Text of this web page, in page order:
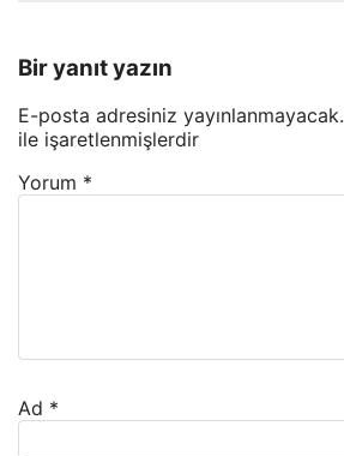
Bir yanıt yazın
E-posta adresiniz yayınlanmayacak.
ile işaretlenmişlerdir
Yorum *
Ad *